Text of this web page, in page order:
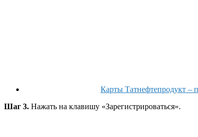
Карты Татнефтепродукт –
Шаг 3. Нажать на клавишу «Зарегистрироваться».